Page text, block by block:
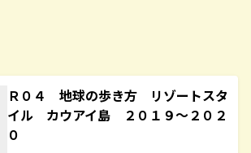
Ｒ０４ 地球の歩き方 リゾートスタ
イル カウアイ島 ２０１９～２０２
０